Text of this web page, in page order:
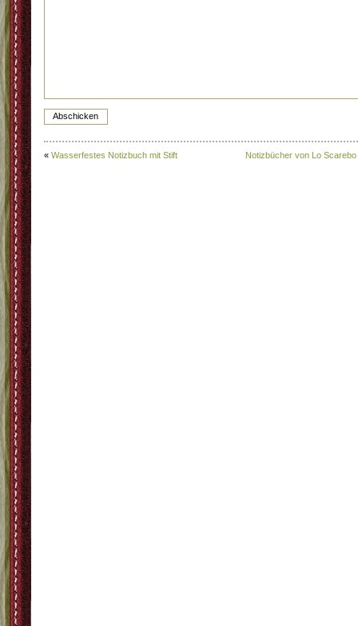
« Wasserfestes Notizbuch mit Stift Notizbücher von Lo Scarebo